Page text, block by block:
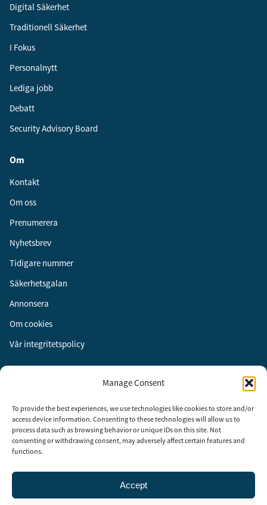
Manage Consent
To provide the best experiences, we use technologies like cookies to store and/or
access device information. Consenting to these technologies will allow us to
process data such as browsing behavior or unique IDs on this site. Not
consenting or withdrawing consent, may adversely affect certain features and
functions.
Accept
Digital Säkerhet
Traditionell Säkerhet
I Fokus
Personalnytt
Lediga jobb
Debatt
Security Advisory Board
Om
Kontakt
Om oss
Prenumerera
Nyhetsbrev
Tidigare nummer
Säkerhetsgalan
Annonsera
Om cookies
Vår integritetspolicy
Instagram
LinkedIn